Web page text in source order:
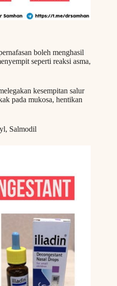
boleh menghasil
seperti reaksi asma,
kesempitan salur
pada mukosa, hentikan
Salmodil